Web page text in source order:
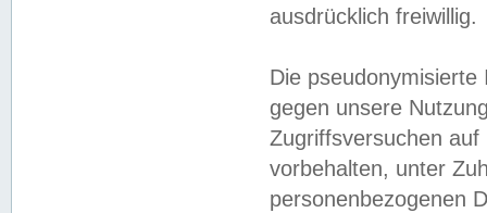
ausdrücklich freiwillig.
Die
gegen unsere
Zugriffsversuchen
vorbehalten, unter
personenbezogenen